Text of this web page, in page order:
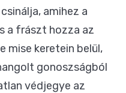
amihez a
a frászt hozza az
mise keretein belül,
gonoszságból
védjegye az